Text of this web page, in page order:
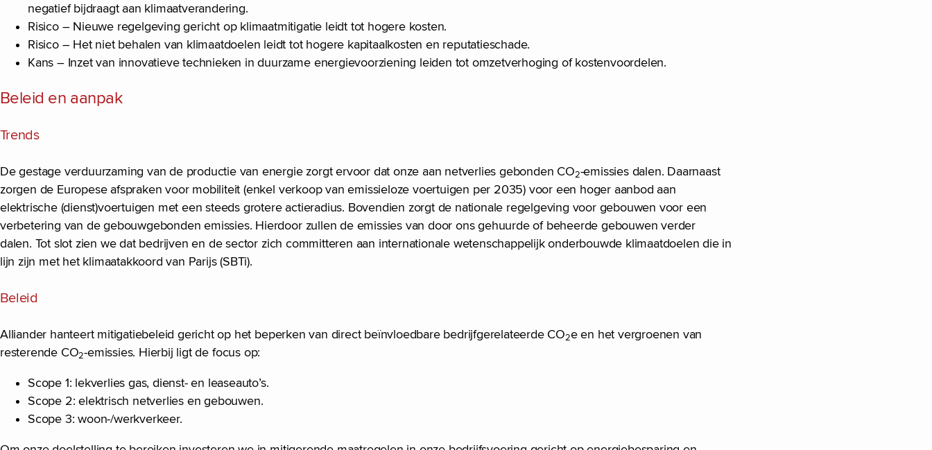
negatief bijdraagt aan klimaatverandering.
Risico – Nieuwe regelgeving gericht op klimaatmitigatie leidt tot hogere kosten.
Risico – Het niet behalen van klimaatdoelen leidt tot hogere kapitaalkosten en reputatieschade.
Kans – Inzet van innovatieve technieken in duurzame energievoorziening leiden tot omzetverhoging of kostenvoordelen.
Beleid en aanpak
Trends
De gestage verduurzaming van de productie van energie zorgt ervoor dat onze aan netverlies gebonden CO2-emissies dalen. Daarnaast
zorgen de Europese afspraken voor mobiliteit (enkel verkoop van emissieloze voertuigen per 2035) voor een hoger aanbod aan
elektrische (dienst)voertuigen met een steeds grotere actieradius. Bovendien zorgt de nationale regelgeving voor gebouwen voor een
verbetering van de gebouwgebonden emissies. Hierdoor zullen de emissies van door ons gehuurde of beheerde gebouwen verder
dalen. Tot slot zien we dat bedrijven en de sector zich committeren aan internationale wetenschappelijk onderbouwde klimaatdoelen die in
lijn zijn met het klimaatakkoord van Parijs (SBTi).
Beleid
Alliander hanteert mitigatiebeleid gericht op het beperken van direct beïnvloedbare bedrijfgerelateerde CO2e en het vergroenen van
resterende CO2-emissies. Hierbij ligt de focus op:
Scope 1: lekverlies gas, dienst- en leaseauto’s.
Scope 2: elektrisch netverlies en gebouwen.
Scope 3: woon-/werkverkeer.